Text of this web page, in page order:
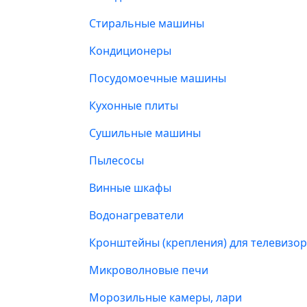
Стиральные машины
Кондиционеры
Посудомоечные машины
Кухонные плиты
Сушильные машины
Пылесосы
Винные шкафы
Водонагреватели
Кронштейны (крепления) для
Микроволновые печи
Морозильные камеры, лари